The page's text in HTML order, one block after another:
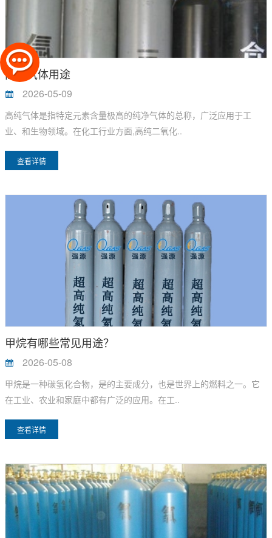
高纯气体用途
2026-05-09
高纯气体是指特定元素含量极高的纯净气体的总称，广泛应用于工
业、和生物领域。在化工行业方面,高纯二氧化..
查看详情
甲烷有哪些常见用途？
2026-05-08
甲烷是一种碳氢化合物，是的主要成分，也是世界上的燃料之一。它
在工业、农业和家庭中都有广泛的应用。在工..
查看详情